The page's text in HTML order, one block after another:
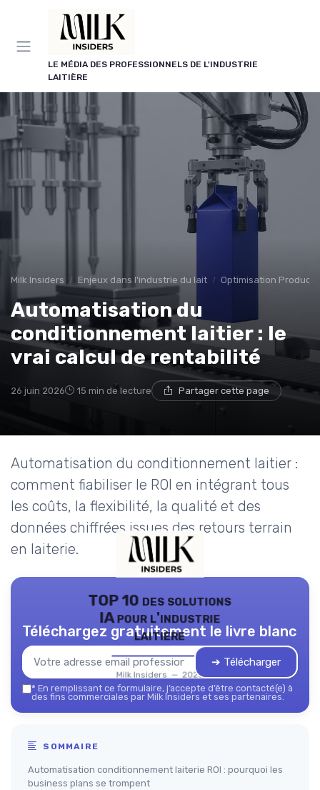
LE MÉDIA DES PROFESSIONNELS DE L'INDUSTRIE
LAITIÈRE
Milk Insiders Enjeux dans l'industrie du lait Optimisation
Automatisation du
conditionnement laitier : le
vrai calcul de rentabilité
26 juin 2026 15 min de lecture Partager cette page
Automatisation du conditionnement laitier :
comment fiabiliser le ROI en intégrant tous
les coûts, la flexibilité, la qualité et des
données chiffrées issues des retours terrain
en laiterie.
TOP 10 des solutions
IA pour l'industrie
laitière
Milk Insiders — 2026
Téléchargez gratuitement le livre blanc
➔ Télécharger
* En remplissant ce formulaire, j’accepte d’être contacté(e) à
des fins commerciales par Milk Insiders et ses partenaires.
SOMMAIRE
Automatisation conditionnement laiterie ROI : pourquoi les
business plans se trompent